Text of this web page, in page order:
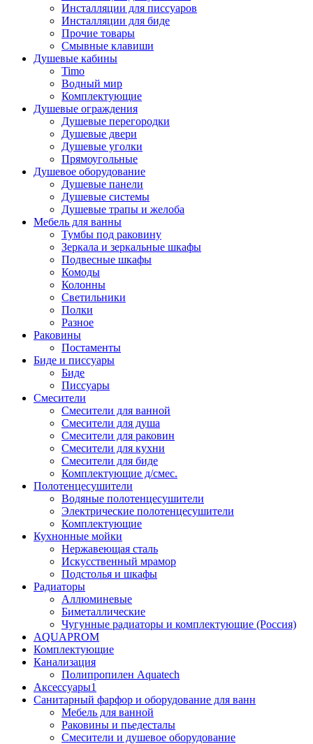
Инсталляции для писсуаров
Инсталляции для биде
Прочие товары
Смывные клавиши
Душевые кабины
Timo
Водный мир
Комплектующие
Душевые ограждения
Душевые перегородки
Душевые двери
Душевые уголки
Прямоугольные
Душевое оборудование
Душевые панели
Душевые системы
Душевые трапы и желоба
Мебель для ванны
Тумбы под раковину
Зеркала и зеркальные шкафы
Подвесные шкафы
Комоды
Колонны
Светильники
Полки
Разное
Раковины
Постаменты
Биде и писсуары
Биде
Писсуары
Смесители
Смесители для ванной
Смесители для душа
Смесители для раковин
Смесители для кухни
Смесители для биде
Комплектующие д/смес.
Полотенцесушители
Водяные полотенцесушители
Электрические полотенцесушители
Комплектующие
Кухнонные мойки
Нержавеющая сталь
Искусственный мрамор
Подстолья и шкафы
Радиаторы
Аллюминевые
Биметаллические
Чугунные радиаторы и комплектующие (Россия)
AQUAPROM
Комплектующие
Канализация
Полипропилен Aquatech
Аксессуары1
Санитарный фарфор и оборудование для ванн
Мебель для ванной
Раковины и пьедесталы
Смесители и душевое оборудование